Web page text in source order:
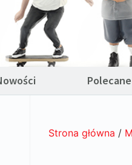
Polecane
Strona główna /